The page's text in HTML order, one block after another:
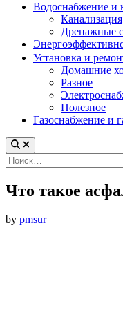
Водоснабжение и
Канализация
Дренажные
Установка и
Домашние
Разное
Полезное
Газоснабжение и
Найти:
Что такое
by pmsur